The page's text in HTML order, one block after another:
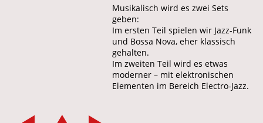
Musikalisch wird es zwei Sets
geben:
Im ersten Teil spielen wir Jazz-Funk
und Bossa Nova, eher klassisch
gehalten.
Im zweiten Teil wird es etwas
moderner – mit elektronischen
Elementen im Bereich Electro-Jazz.